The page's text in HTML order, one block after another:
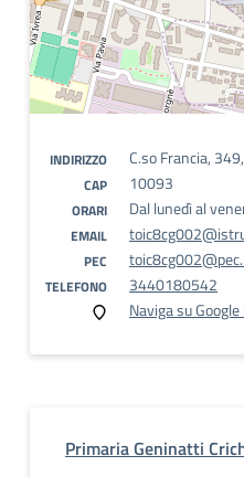
INDIRIZZO C.so Francia,
CAP 10093
ORARI Dal lunedì al
EMAIL
PEC
TELEFONO
3440180542
Naviga su
Primaria Geninatti